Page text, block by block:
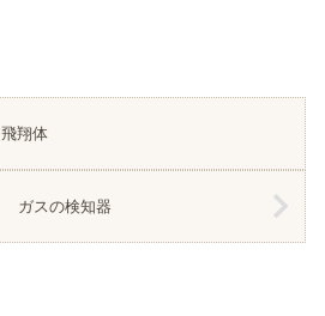
飛翔体
ガスの検知器